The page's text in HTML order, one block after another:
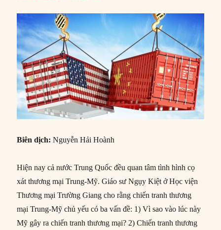
Biên dịch: Nguyễn Hải Hoành
Hiện nay cả nước Trung Quốc đều quan tâm tình hình cọ
xát thương mại Trung-Mỹ. Giáo sư Ngụy Kiệt ở Học viện
Thương mại Trường Giang cho rằng chiến tranh thương
mại Trung-Mỹ chủ yếu có ba vấn đề: 1) Vì sao vào lúc này
Mỹ gây ra chiến tranh thương mại? 2) Chiến tranh thương